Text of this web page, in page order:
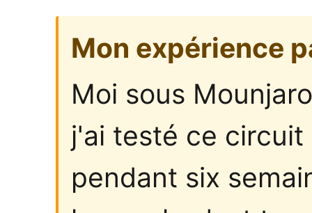
Mon expérience
Moi sous
j'ai testé ce
pendant six